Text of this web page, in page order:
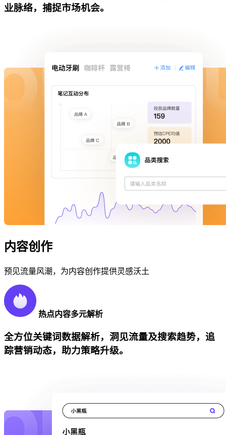
业脉络，捕捉市场机会。
内容创作
预见流量风潮，为内容创作提供灵感沃土
热点内容多元解析
全方位关键词数据解析，洞见流量及搜索趋势，追
踪营销动态，助力策略升级。